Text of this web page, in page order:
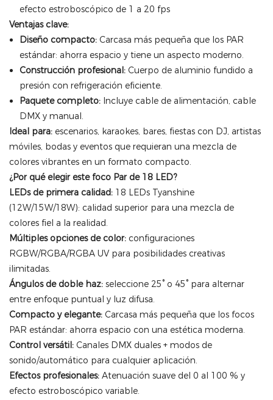
efecto estroboscópico de 1 a 20 fps
Ventajas clave:
Diseño compacto:Carcasa más pequeña que los PAR
estándar: ahorra espacio y tiene un aspecto moderno.
Construcción profesional:Cuerpo de aluminio fundido a
presión con refrigeración eficiente.
Paquete completo:Incluye cable de alimentación, cable
DMX y manual.
Ideal para: escenarios, karaokes, bares, fiestas con DJ, artistas
móviles, bodas y eventos que requieran una mezcla de
colores vibrantes en un formato compacto.
¿Por qué elegir este foco Par de 18 LED?
LEDs de primera calidad: 18 LEDs Tyanshine
(12W/15W/18W): calidad superior para una mezcla de
colores fiel a la realidad.
Múltiples opciones de color: configuraciones
RGBW/RGBA/RGBA UV para posibilidades creativas
ilimitadas.
Ángulos de doble haz: seleccione 25° o 45° para alternar
entre enfoque puntual y luz difusa.
Compacto y elegante: Carcasa más pequeña que los focos
PAR estándar: ahorra espacio con una estética moderna.
Control versátil: Canales DMX duales + modos de
sonido/automático para cualquier aplicación.
Efectos profesionales: Atenuación suave del 0 al 100 % y
efecto estroboscópico variable.